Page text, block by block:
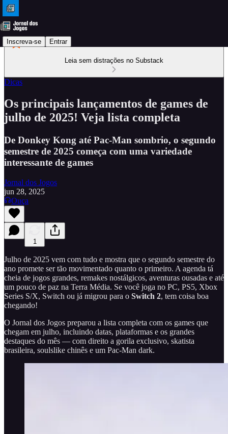
Inscreva-se Entrar
Leia sem distrações no Substack
Dicas
Os principais lançamentos de games de
julho de 2025! Veja lista completa
De Donkey Kong até Pac-Man sombrio, o segundo
semestre de 2025 começa com uma variedade
interessante de games
Jornal dos Jogos
jun 28, 2025
Ouça
1
Julho de 2025 vem com tudo e mostra que o segundo semestre do
ano promete ser tão movimentado quanto o primeiro. A agenda tá
cheia de jogos grandes, remakes nostálgicos, aventuras ousadas e até
um pouco de paz na Terra Média. Se você joga no PC, PS5, Xbox
Series S/X, Switch ou já migrou para o Switch 2, tem coisa boa
chegando!
O Jornal dos Jogos preparou a lista completa com os games que
chegam em julho, incluindo datas, plataformas e os grandes
destaques do mês — com direito a gorila exclusivo, skatista
brasileira, soulslike chinês e um Pac-Man dark.